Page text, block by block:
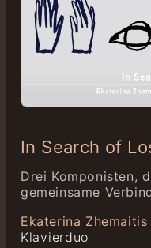
In Search of
Drei Komponisten,
gemeinsame
Ekaterina
Klavierduo